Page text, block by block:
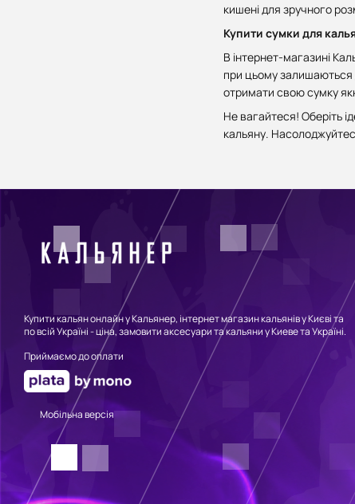
кишені для зручного
Купити сумки для
В інтернет-магазині
при цьому залишаються
отримати свою сумку
Не вагайтеся! Оберіть
кальяну.
Купити кальян онлайн у Кальянер, інтернет магазин кальянів у Києві та
по всій Україні - ціна, замовити аксесуари та кальяни у Киеве та Україні.
Приймаємо до оплати
Мобільна версія